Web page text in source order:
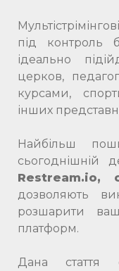
під контроль
ідеально
церков,
курсами,
інших
Найбільш
сьогоднішній
Restream.io,
дозволяють
розшарити
платформ.
Дана стаття